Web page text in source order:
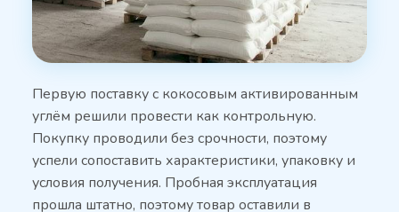
Первую поставку с кокосовым активированным
углём решили провести как контрольную.
Покупку проводили без срочности, поэтому
успели сопоставить характеристики, упаковку и
условия получения. Пробная эксплуатация
прошла штатно, поэтому товар оставили в